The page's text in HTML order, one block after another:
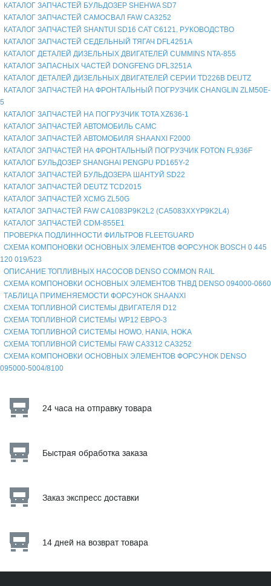
КАТАЛОГ ЗАПЧАСТЕЙ БУЛЬДОЗЕР SHEHWA SD7
КАТАЛОГ ЗАПЧАСТЕЙ САМОСВАЛ FAW СА3252
КАТАЛОГ ЗАПЧАСТЕЙ SHANTUI SD16 CAT C6121, РУКОВОДСТВО
КАТАЛОГ ЗАПЧАСТЕЙ СЕДЕЛЬНЫЙ ТЯГАЧ DFL4251A
КАТАЛОГ ДЕТАЛЕЙ ДИЗЕЛЬНЫХ ДВИГАТЕЛЕЙ CUMMINS NTA-855
КАТАЛОГ ЗАПАСНЫХ ЧАСТЕЙ DONGFENG DFL3251A
КАТАЛОГ ДЕТАЛЕЙ ДИЗЕЛЬНЫХ ДВИГАТЕЛЕЙ СЕРИИ TD226B DEUTZ
КАТАЛОГ ЗАПЧАСТЕЙ НА ФРОНТАЛЬНЫЙ ПОГРУЗЧИК CHANGLIN ZLM50E-
5
КАТАЛОГ ЗАПЧАСТЕЙ НА ПОГРУЗЧИК TOTA XZ636-1
КАТАЛОГ ЗАПЧАСТЕЙ АВТОМОБИЛЬ CAMC
КАТАЛОГ ЗАПЧАСТЕЙ АВТОМОБИЛЯ SHAANXI F2000
КАТАЛОГ ЗАПЧАСТЕЙ НА ФРОНТАЛЬНЫЙ ПОГРУЗЧИК FOTON FL936F
КАТАЛОГ БУЛЬДОЗЕР SHANGHAI PENGPU PD165Y-2
КАТАЛОГ ЗАПЧАСТЕЙ БУЛЬДОЗЕРА ШАНТУЙ SD22
КАТАЛОГ ЗАПЧАСТЕЙ DEUTZ TCD2015
КАТАЛОГ ЗАПЧАСТЕЙ XCMG ZL50G
КАТАЛОГ ЗАПЧАСТЕЙ FAW CA1083P9K2L2 (CA5083XXYP9K2L4)
КАТАЛОГ ЗАПЧАСТЕЙ CDM-855E1
ПРОВЕРКА ПОДЛИННОСТИ ФИЛЬТРОВ FLEETGUARD
СХЕМА КОМПОНОВКИ ОСНОВНЫХ ЭЛЕМЕНТОВ ФОРСУНОК BOSCH 0 445
120 019/523
ОПИСАНИЕ ТОПЛИВНЫХ НАСОСОВ DENSO COMMON RAIL
СХЕМА КОМПОНОВКИ ОСНОВНЫХ ЭЛЕМЕНТОВ ТНВД DENSO 094000-0660
ТАБЛИЦА ПРИМЕНЯЕМОСТИ ФОРСУНОК SHAANXI
СХЕМА ТОПЛИВНОЙ СИСТЕМЫ ДВИГАТЕЛЯ D12
СХЕМА ТОПЛИВНОЙ СИСТЕМЫ WP12 ЕВРО-3
СХЕМА ТОПЛИВНОЙ СИСТЕМЫ HOWO, HANIA, HOKA
СХЕМА ТОПЛИВНОЙ СИСТЕМЫ FAW CA3312 CA3252
СХЕМА КОМПОНОВКИ ОСНОВНЫХ ЭЛЕМЕНТОВ ФОРСУНОК DENSO
095000-5004/8100
24 часа на отправку товара
Быстрая обработка заказа
Заказ экспресс доставки
14 дней на возврат товара